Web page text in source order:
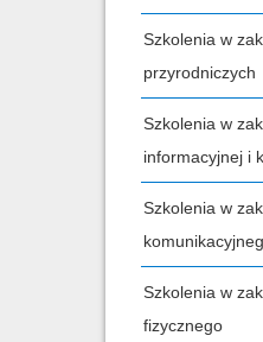
Szkolenia w
przyrodniczych
Szkolenia w
informacyjnej i
Szkolenia w
Szkolenia w
fizycznego